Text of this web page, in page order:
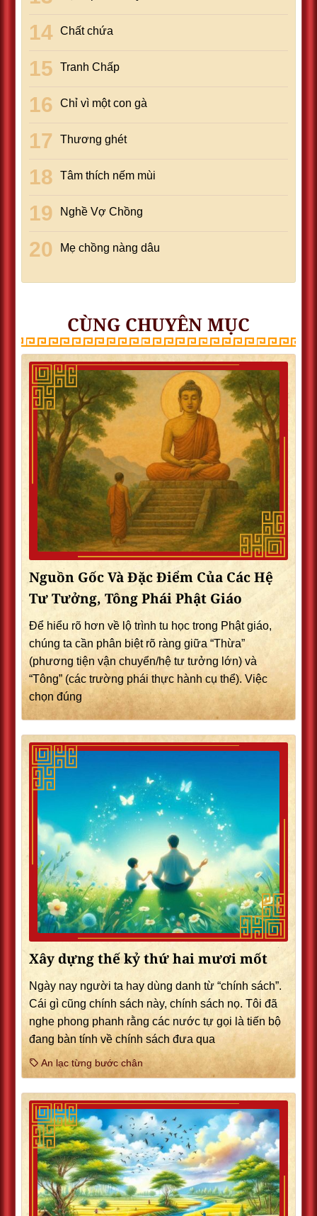
Chất chứa
Tranh Chấp
Chỉ vì một con gà
Thương ghét
Tâm thích nếm mùi
Nghề Vợ Chồng
Mẹ chồng nàng dâu
CÙNG CHUYÊN MỤC
Nguồn Gốc Và Đặc Điểm Của Các Hệ
Tư Tưởng, Tông Phái Phật Giáo
Để hiểu rõ hơn về lộ trình tu học trong Phật giáo,
chúng ta cần phân biệt rõ ràng giữa “Thừa”
(phương tiện vận chuyển/hệ tư tưởng lớn) và
“Tông” (các trường phái thực hành cụ thể). Việc
chọn đúng
Xây dựng thế kỷ thứ hai mươi mốt
Ngày nay người ta hay dùng danh từ “chính sách”.
Cái gì cũng chính sách này, chính sách nọ. Tôi đã
nghe phong phanh rằng các nước tự gọi là tiến bộ
đang bàn tính về chính sách đưa qua
An lạc từng bước chân